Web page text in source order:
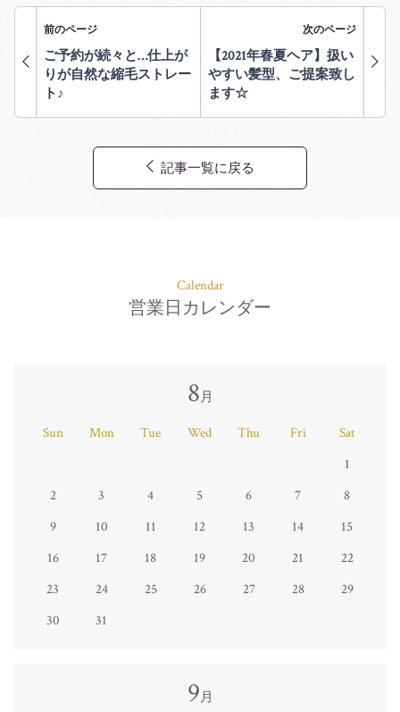
前のページ
ご予約が続々と…仕上が
りが自然な縮毛ストレー
ト♪
次のページ
【2021年春夏ヘア】扱い
やすい髪型、ご提案致し
ます☆
記事一覧に戻る
Calendar
営業日カレンダー
8月
Sun Mon Tue Wed Thu Fri
Sat
1
2
3 4 5 6 7
8
9
10 11 12 13 14
15
16
17 18 19 20 21
22
23
24 25 26 27 28
29
30
31
9月